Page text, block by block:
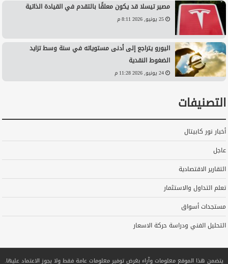
مصير تيسلا قد يكون معلقًا بالتقدم في القيادة الذاتية
25 يونيو, 2026 8:11 م
اليورو يتراجع إلى أدنى مستوياته في سنة وسط تزايد
الضغوط النقدية
24 يونيو, 2026 11:28 م
التصنيفات
أخبار نور كابيتال
عاجل
التقارير الاقتصادية
تعلم التداول والاستثمار
مستجدات أسواق
التحليل الفني ودراسة حركة الاسعار
يتضمن هذا الموقع معلومات وآراء بغرض توفير معلومات عامة فقط ولا يجوز الاعتماد عليها.